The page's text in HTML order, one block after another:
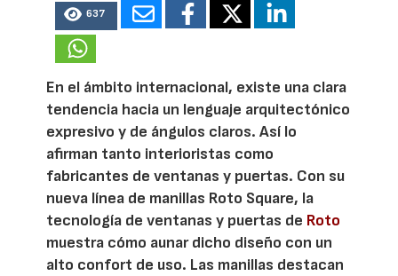
637
En el ámbito internacional, existe una clara
tendencia hacia un lenguaje arquitectónico
expresivo y de ángulos claros. Así lo
afirman tanto interioristas como
fabricantes de ventanas y puertas. Con su
nueva línea de manillas Roto Square, la
tecnología de ventanas y puertas de Roto
muestra cómo aunar dicho diseño con un
alto confort de uso. Las manillas destacan